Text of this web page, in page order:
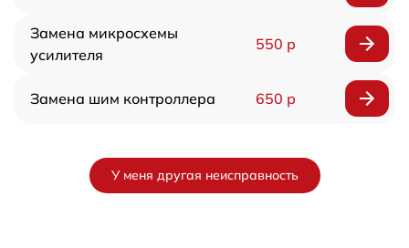
Замена микросхемы
усилителя
550 р
Замена шим контроллера 650 р
У меня другая неисправность